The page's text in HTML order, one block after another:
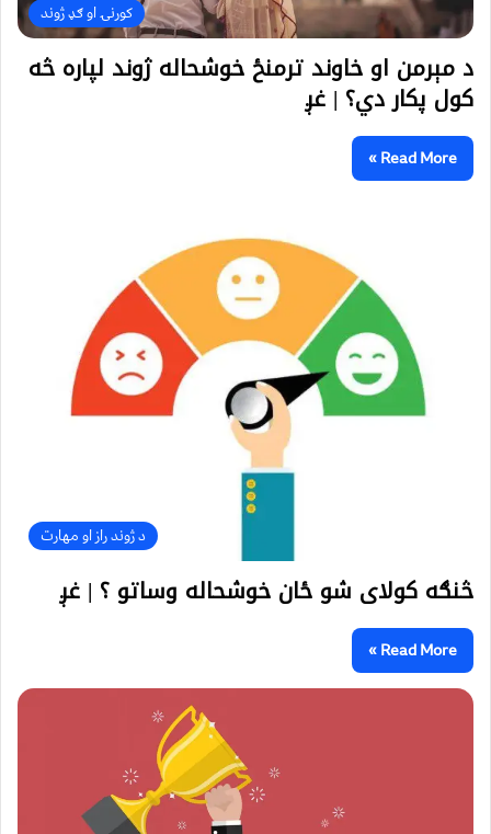
کورنۍ او ګډ ژوند
د مېرمن او خاوند ترمنځ خوشحاله ژوند لپاره څه
کول پکار دي؟ | غږ
Read More »
د ژوند راز او مهارت
څنګه کولای شو ځان خوشحاله وساتو ؟ | غږ
Read More »